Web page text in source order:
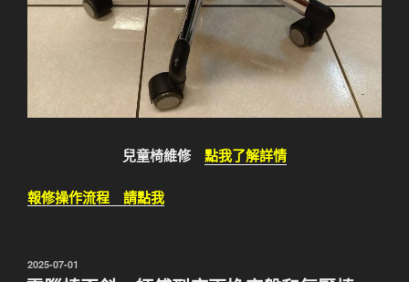
兒童椅維修 點我了解詳情
報修操作流程 請點我
發
2025-07-01